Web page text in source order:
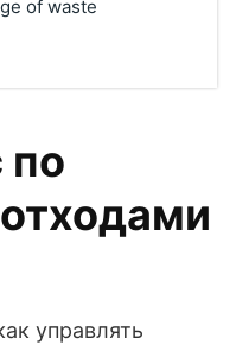
of waste
по
управлять